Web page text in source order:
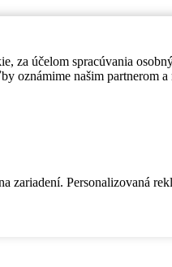
za účelom spracúvania
oznámime našim partnerom
Personalizovaná